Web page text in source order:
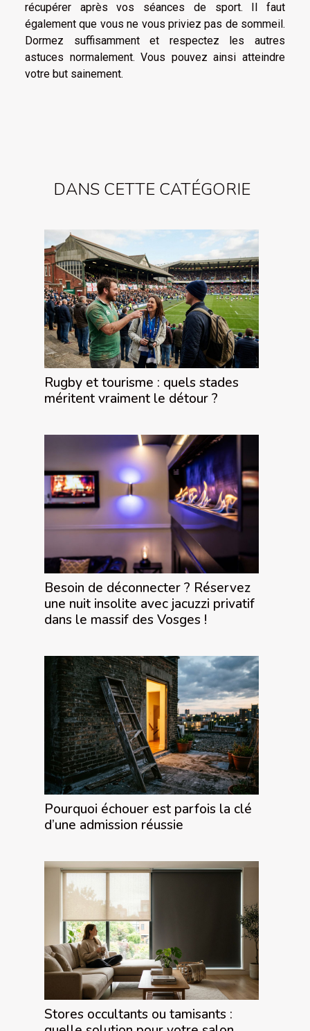
récupérer après vos séances de sport. Il faut
également que vous ne vous priviez pas de sommeil.
Dormez suffisamment et respectez les autres
astuces normalement. Vous pouvez ainsi atteindre
votre but sainement.
DANS CETTE CATÉGORIE
Rugby et tourisme : quels stades
méritent vraiment le détour ?
Besoin de déconnecter ? Réservez
une nuit insolite avec jacuzzi privatif
dans le massif des Vosges !
Pourquoi échouer est parfois la clé
d’une admission réussie
Stores occultants ou tamisants :